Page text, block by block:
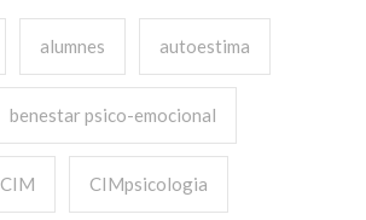
alumnes autoestima
benestar psico-emocional
CIM CIMpsicologia